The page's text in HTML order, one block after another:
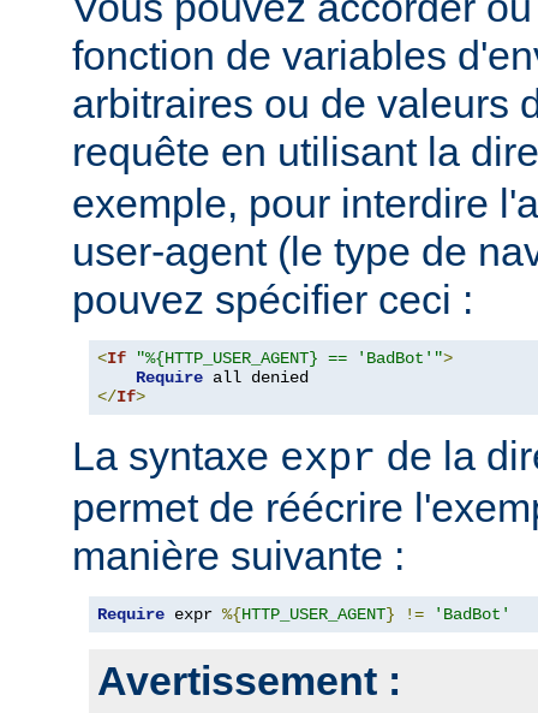
fonction de variables
arbitraires ou de valeurs
requête en utilisant la
exemple, pour interdire
user-agent (le type de
pouvez spécifier ceci :
<If "%{HTTP_USER_AGENT} == 'BadBot'">
Require
</If>
La syntaxe expr de la
permet de réécrire
manière suivante :
Require expr %{HTTP_USER_AGENT} != 'BadBot'
Avertissement :